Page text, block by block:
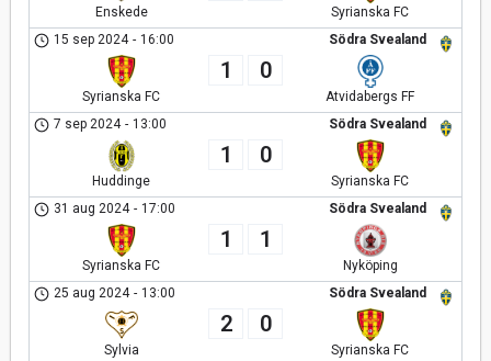
Enskede
Syrianska FC
Södra Svealand
15 sep 2024 - 16:00
Syrianska FC
1 0
Atvidabergs FF
Södra Svealand
7 sep 2024 - 13:00
Huddinge
1 0
Syrianska FC
Södra Svealand
31 aug 2024 - 17:00
Syrianska FC
1 1
Nyköping
Södra Svealand
25 aug 2024 - 13:00
Sylvia
2 0
Syrianska FC